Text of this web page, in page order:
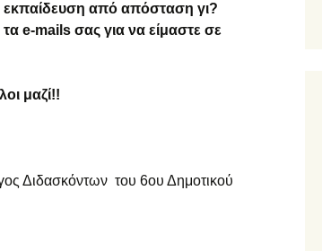
εκπαίδευση από απόσταση γι?
τα e-mails σας για να είμαστε σε
μαζί!!
Διδασκόντων του 6ου Δημοτικού